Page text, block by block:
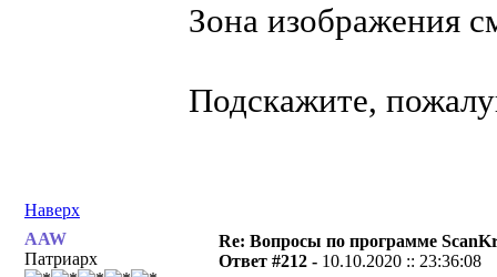
Зона изображения
Подскажите,
Наверх
AAW
Патриарх
Re: Вопросы по программе
Ответ #212 - 10.10.2020 :: 23:36:08